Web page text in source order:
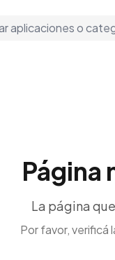
Página
La página
Por favor, verificá